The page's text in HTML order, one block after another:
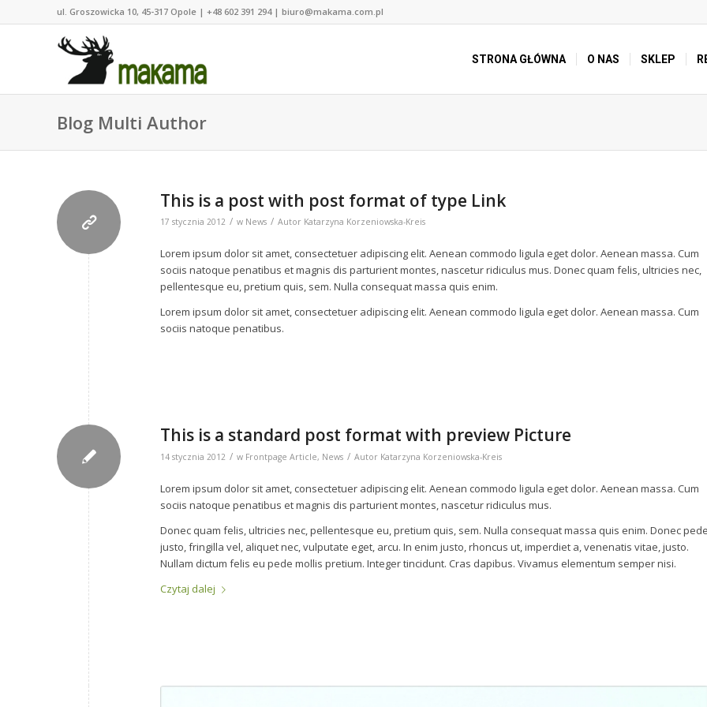
ul. Groszowicka 10, 45-317 Opole | +48 602 391 294 | biuro@makama.com.pl
STRONA GŁÓWNA O NAS SKLEP
Blog Multi Author
This is a post with post format of type Link
17 stycznia 2012 / w News / Autor Katarzyna Korzeniowska-Kreis
Lorem ipsum dolor sit amet, consectetuer adipiscing elit. Aenean commodo ligula eget dolor. Aenean massa. Cum
sociis natoque penatibus et magnis dis parturient montes, nascetur ridiculus mus. Donec quam felis, ultricies nec,
pellentesque eu, pretium quis, sem. Nulla consequat massa quis enim.
Lorem ipsum dolor sit amet, consectetuer adipiscing elit. Aenean commodo ligula eget dolor. Aenean massa. Cum
sociis natoque penatibus.
This is a standard post format with preview Picture
14 stycznia 2012 / w Frontpage Article, News / Autor Katarzyna Korzeniowska-Kreis
Lorem ipsum dolor sit amet, consectetuer adipiscing elit. Aenean commodo ligula eget dolor. Aenean massa. Cum
sociis natoque penatibus et magnis dis parturient montes, nascetur ridiculus mus.
Donec quam felis, ultricies nec, pellentesque eu, pretium quis, sem. Nulla consequat massa quis enim. Donec
justo, fringilla vel, aliquet nec, vulputate eget, arcu. In enim justo, rhoncus ut, imperdiet a, venenatis vitae, justo.
Nullam dictum felis eu pede mollis pretium. Integer tincidunt. Cras dapibus. Vivamus elementum semper nisi.
Czytaj dalej